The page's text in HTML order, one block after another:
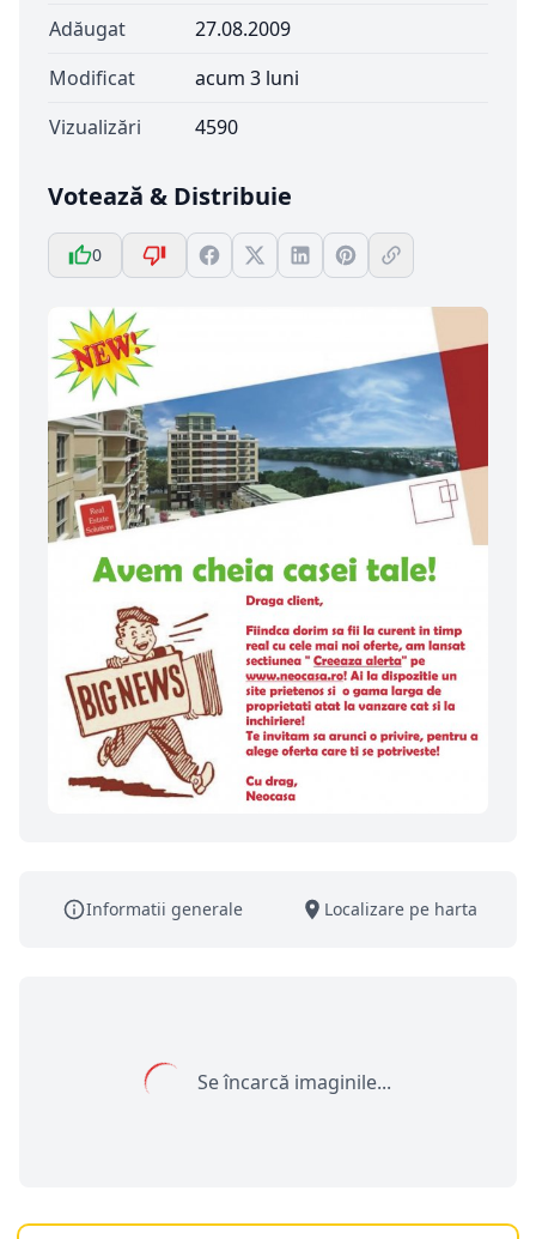
Adăugat
27.08.2009
Modificat
acum 3 luni
Vizualizări
4590
Votează & Distribuie
0
Informatii generale Localizare pe harta
Se încarcă imaginile...